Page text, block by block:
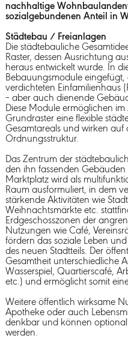
nachhaltige
sozialgebundenen Anteil in
Städtebau / Freianlagen
Die städtebauliche
Raster, dessen Ausrichtung
heraus entwickelt wurde. In
Bebauungsmodule
verdichteten Einfamilienhaus
– aber auch dienende
Diese Module ermöglichen
Grundraster eine flexible
Gesamtareals und wirken auf
Ordnungsstruktur.
Das Zentrum der
den ihn fassenden
Marktplatz wird als
Raum ausformuliert, in dem
stärkende Aktivitäten wie
Weihnachtsmärkte etc.
Erdgeschosszonen der
Nutzungen wie Café,
fördern das soziale Leben
des neuen Stadtteils. Der
Gesamtheit unterschiedliche
Wasserspiel, Quartierscafé,
etc.) und ermöglicht somit
Weitere öffentlich wirksame
Apotheke oder auch
denkbar und können
werden.